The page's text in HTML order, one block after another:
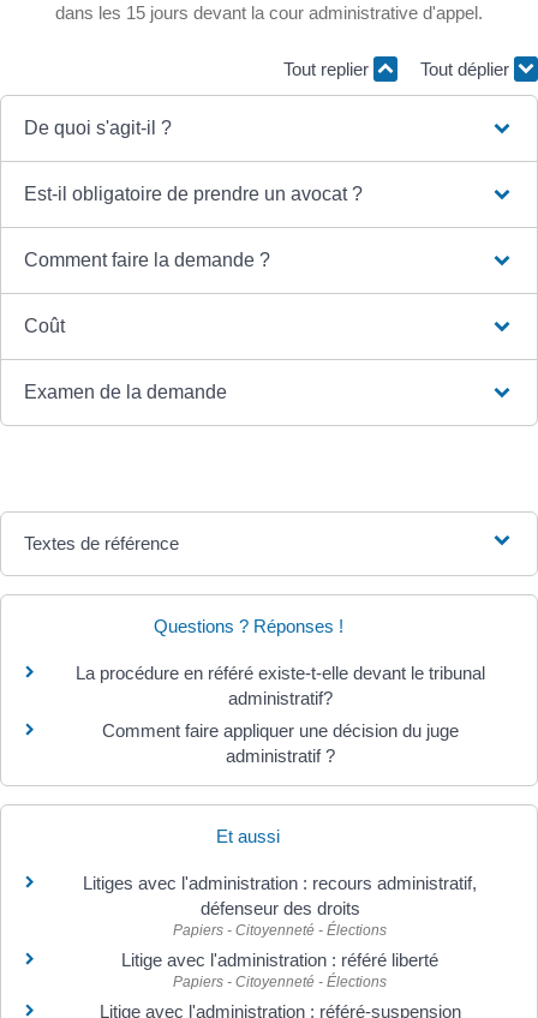
dans les 15 jours devant la cour administrative d'appel.
Tout replier Tout déplier
De quoi s'agit-il ?
Est-il obligatoire de prendre un avocat ?
Comment faire la demande ?
Coût
Examen de la demande
Textes de référence
Questions ? Réponses !
La procédure en référé existe-t-elle devant le tribunal
administratif?
Comment faire appliquer une décision du juge
administratif ?
Et aussi
Litiges avec l'administration : recours administratif,
défenseur des droits
Papiers - Citoyenneté - Élections
Litige avec l'administration : référé liberté
Papiers - Citoyenneté - Élections
Litige avec l'administration : référé-suspension